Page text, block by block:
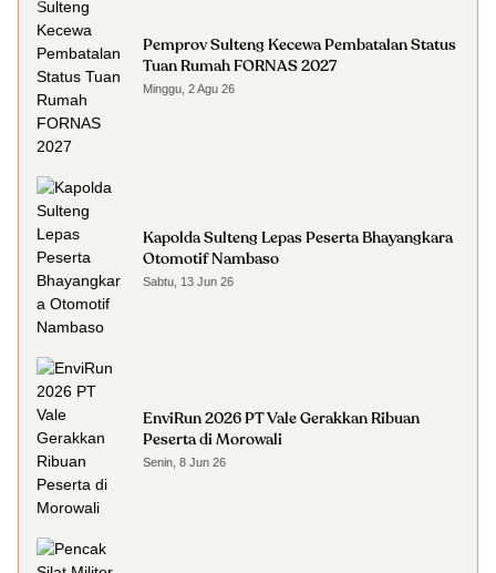
Pemprov Sulteng Kecewa Pembatalan Status
Tuan Rumah FORNAS 2027
Minggu, 2 Agu 26
Kapolda Sulteng Lepas Peserta Bhayangkara
Otomotif Nambaso
Sabtu, 13 Jun 26
EnviRun 2026 PT Vale Gerakkan Ribuan
Peserta di Morowali
Senin, 8 Jun 26